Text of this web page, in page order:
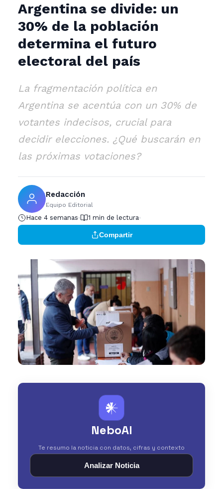
Argentina se divide: un
30% de la población
determina el futuro
electoral del país
La fragmentación política en
Argentina se acentúa con un 30% de
votantes indecisos, crucial para
decidir elecciones. ¿Qué buscarán en
las próximas votaciones?
Redacción
Equipo Editorial
Hace 4 semanas 1 min de lectura
Compartir
𒀭
NeboAI
Te resumo la noticia con datos, cifras y contexto
Analizar Noticia